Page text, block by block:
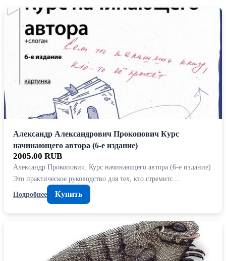
Александр Александрович Прокопович Курс
начинающего автора (6-е издание)
2005.00 RUB
Александр Прокопович. Курс начинающего автора (6-е издание)
Это практическое руководство для тех, кто стремитс…
Подробнее
Купить